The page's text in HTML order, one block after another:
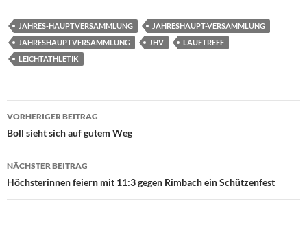
JAHRES-HAUPTVERSAMMLUNG
JAHRESHAUPT-VERSAMMLUNG
JAHRESHAUPTVERSAMMLUNG
JHV
LAUFTREFF
LEICHTATHLETIK
Beitragsnavigation
VORHERIGER BEITRAG
Boll sieht sich auf gutem Weg
NÄCHSTER BEITRAG
Höchsterinnen feiern mit 11:3 gegen Rimbach ein Schützenfest